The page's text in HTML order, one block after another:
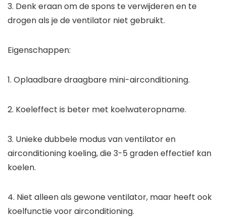
3. Denk eraan om de spons te verwijderen en te
drogen als je de ventilator niet gebruikt.
Eigenschappen:
1. Oplaadbare draagbare mini-airconditioning.
2. Koeleffect is beter met koelwateropname.
3. Unieke dubbele modus van ventilator en
airconditioning koeling, die 3-5 graden effectief kan
koelen.
4. Niet alleen als gewone ventilator, maar heeft ook
koelfunctie voor airconditioning.